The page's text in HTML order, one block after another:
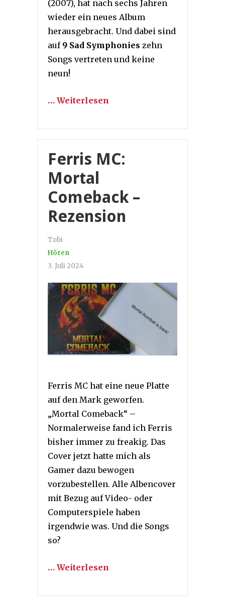
(2007), hat nach sechs Jahren
wieder ein neues Album
herausgebracht. Und dabei sind
auf 9 Sad Symphonies zehn
Songs vertreten und keine
neun!
… Weiterlesen
Ferris MC:
Mortal
Comeback –
Rezension
Tobi
Hören
3. Juli 2024
Ferris MC hat eine neue Platte
auf den Mark geworfen.
„Mortal Comeback“ –
Normalerweise fand ich Ferris
bisher immer zu freakig. Das
Cover jetzt hatte mich als
Gamer dazu bewogen
vorzubestellen. Alle Albencover
mit Bezug auf Video- oder
Computerspiele haben
irgendwie was. Und die Songs
so?
… Weiterlesen